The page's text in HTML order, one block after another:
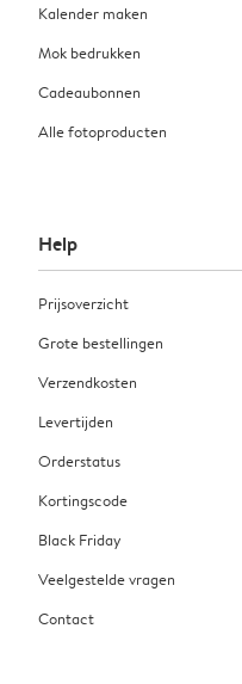
Kalender maken
Mok bedrukken
Cadeaubonnen
Alle fotoproducten
Help
Prijsoverzicht
Grote bestellingen
Verzendkosten
Levertijden
Orderstatus
Kortingscode
Black Friday
Veelgestelde vragen
Contact